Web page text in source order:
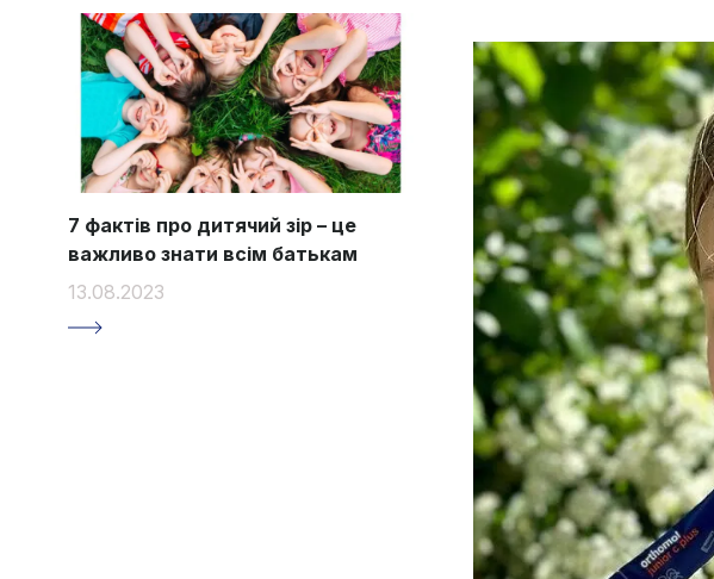
7 фактів про дитячий зір – це
важливо знати всім батькам
13.08.2023